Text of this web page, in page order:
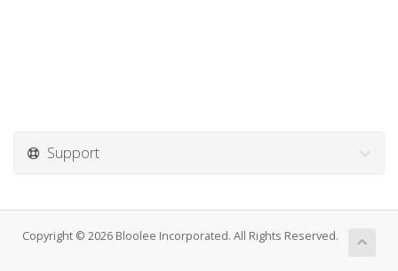
Support
Copyright © 2026 Bloolee Incorporated. All Rights Reserved.